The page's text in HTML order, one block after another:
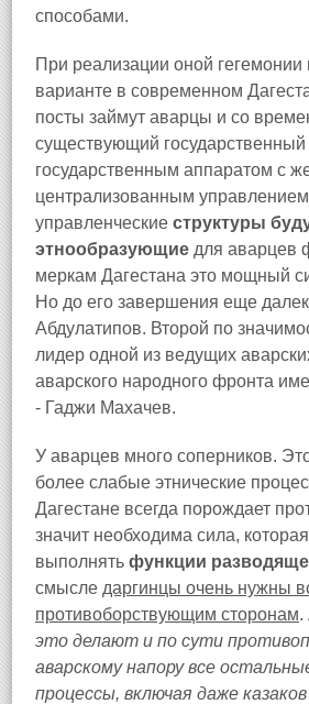
способами.
При реализации оной
варианте в современном
посты займут аварцы и со
существующий
государственным аппаратом с
централизованным
управленческие структуры
этнообразующие для аварцев
меркам Дагестана это мощный
Но до его завершения еще
Абдулатипов. Второй по
лидер одной из ведущих
аварского народного фронта
- Гаджи Махачев.
У аварцев много соперников.
более слабые этнические
Дагестане всегда порождает
значит необходима сила,
выполнять функции
смысле даргинцы очень нужны
противоборствующим сторонам.
это делают и по сути
аварскому напору все
процессы, включая даже